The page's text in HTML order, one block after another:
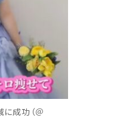
成功（＠